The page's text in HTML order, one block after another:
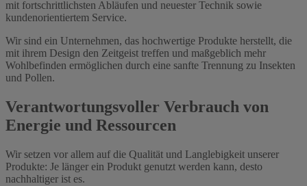
mit fortschrittlichsten Abläufen und neuester Technik sowie
kundenorientiertem Service.
Wir sind ein Unternehmen, das hochwertige Produkte herstellt, die
mit ihrem Design den Zeitgeist treffen und maßgeblich mehr
Wohlbefinden ermöglichen durch eine sanfte Trennung zu Insekten
und Pollen.
Verantwortungsvoller Verbrauch von
Energie und Ressourcen
Wir setzen vor allem auf die Qualität und Langlebigkeit unserer
Produkte: Je länger ein Produkt genutzt werden kann, desto
nachhaltiger ist es.